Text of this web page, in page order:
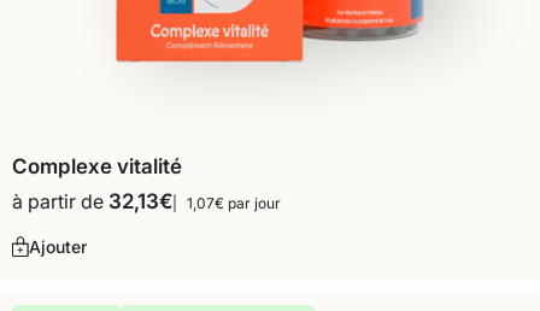
Complexe vitalité
à partir de 32,13€ 1,07€ par jour
Ajouter